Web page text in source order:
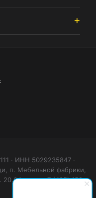
· ИНН 5029235847 ·
п. Мебельной фабрики,
20.04 · тел. +7 (495) 150-